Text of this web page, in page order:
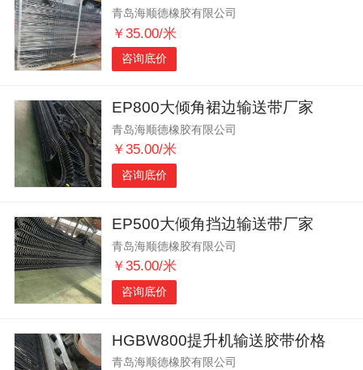
青岛海顺德橡胶有限公司
￥35.00/米
咨询底价
EP800大倾角裙边输送带厂家
青岛海顺德橡胶有限公司
￥35.00/米
咨询底价
EP500大倾角挡边输送带厂家
青岛海顺德橡胶有限公司
￥35.00/米
咨询底价
HGBW800提升机输送胶带价格
青岛海顺德橡胶有限公司